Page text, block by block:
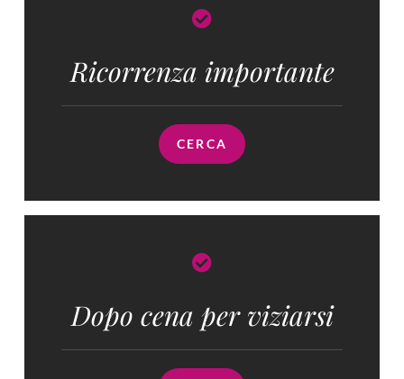
Ricorrenza importante
CERCA
Dopo cena per viziarsi